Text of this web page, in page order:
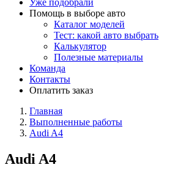
Уже подобрали
Помощь в выборе авто
Каталог моделей
Тест: какой авто выбрать
Калькулятор
Полезные материалы
Команда
Контакты
Оплатить заказ
Главная
Выполненные работы
Audi A4
Audi A4